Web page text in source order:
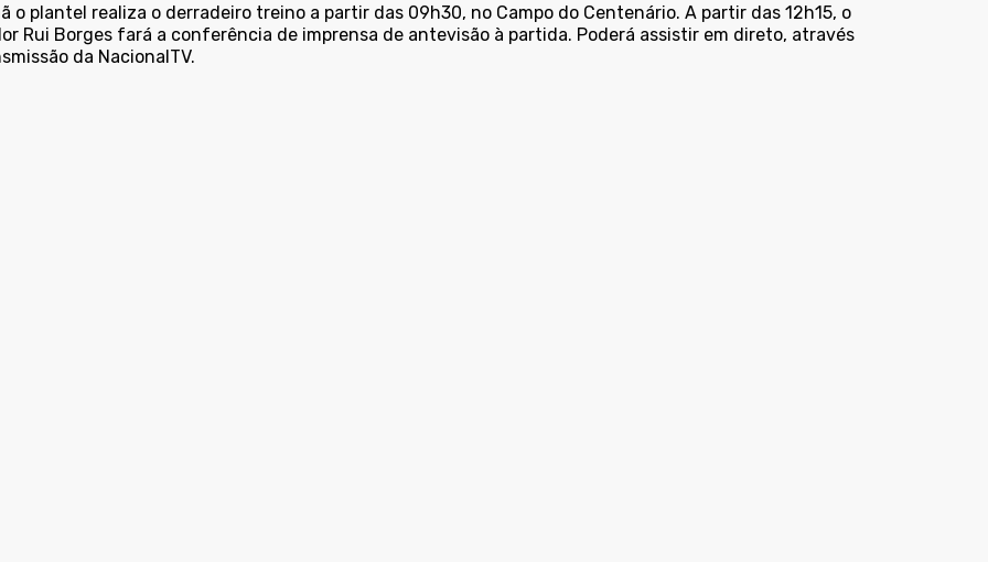
o plantel realiza o derradeiro treino a partir das 09h30, no Campo do Centenário. A partir das 12h15, o
Rui Borges fará a conferência de imprensa de antevisão à partida. Poderá assistir em direto, através
da NacionalTV.